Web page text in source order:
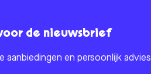
de nieuwsbrief
aanbiedingen en persoonlijk advies